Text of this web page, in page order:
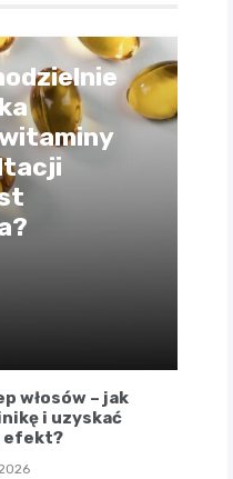
włosów – jak
i uzyskać
efekt?